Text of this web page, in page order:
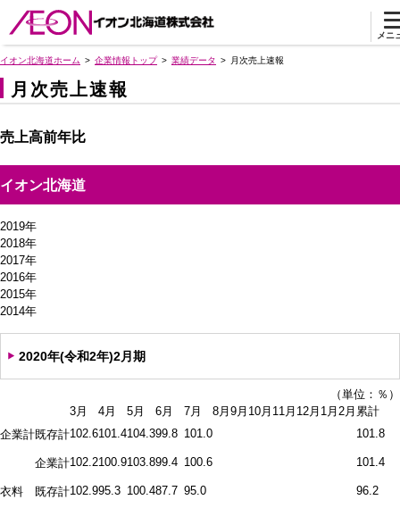
メニ
イオン北海道ホーム 企業情報トップ 業績データ 月次売上速報
月次売上速報
売上高前年比
イオン北海道
2019年
2018年
2017年
2016年
2015年
2014年
2020年(令和2年)2月期
（単位：％）
3月
4月 5月 6月 7月 8月 9月 10月 11月 12月 1月 2月 累計
企業計既存計102.6101.4104.399.8 101.0 101.8
企業計102.2100.9103.899.4 100.6 101.4
衣料 既存計102.995.3 100.487.7 95.0 96.2